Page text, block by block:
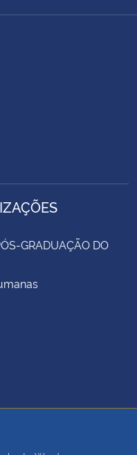
GRADUAÇÃO DO